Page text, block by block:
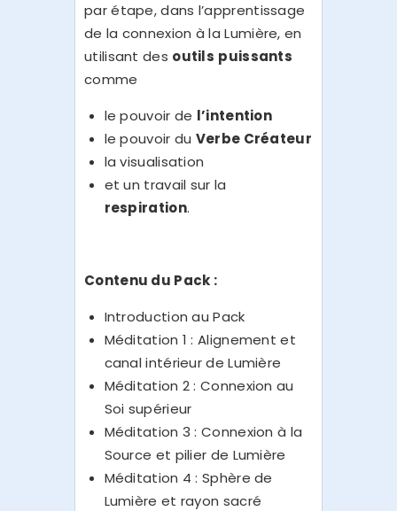
par étape, dans l’apprentissage
de la connexion à la Lumière, en
utilisant des outils puissants
comme
le pouvoir de l’intention
le pouvoir du Verbe Créateur
la visualisation
et un travail sur la
respiration.
Contenu du Pack :
Introduction au Pack
Méditation 1 : Alignement et
canal intérieur de Lumière
Méditation 2 : Connexion au
Soi supérieur
Méditation 3 : Connexion à la
Source et pilier de Lumière
Méditation 4 : Sphère de
Lumière et rayon sacré